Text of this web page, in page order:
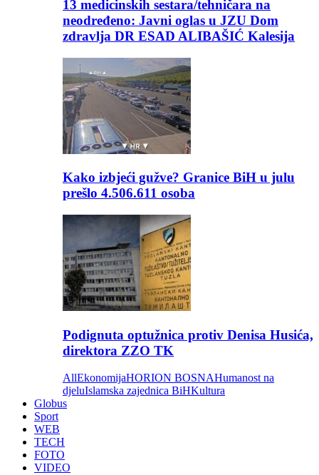
13 medicinskih sestara/tehničara na
neodređeno: Javni oglas u JZU Dom
zdravlja DR ESAD ALIBAŠIĆ Kalesija
Kako izbjeći gužve? Granice BiH u julu
prešlo 4.506.611 osoba
Podignuta optužnica protiv Denisa Husića,
direktora ZZO TK
AllEkonomijaHORION BOSNAHumanost na
djeluIslamska zajednica BiHKultura
Globus
Sport
WEB
TECH
FOTO
VIDEO